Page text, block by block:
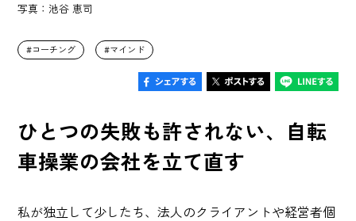
写真：池谷 恵司
コーチング マインド
ひとつの失敗も許されない、自転
車操業の会社を立て直す
私が独立して少したち、法人のクライアントや経営者個